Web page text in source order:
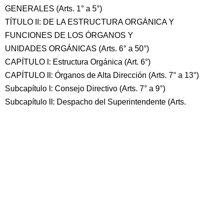
GENERALES (Arts. 1° a 5°)
TÍTULO II: DE LA ESTRUCTURA ORGÁNICA Y
FUNCIONES DE LOS ÓRGANOS Y
UNIDADES ORGÁNICAS (Arts. 6° a 50°)
CAPÍTULO I: Estructura Orgánica (Art. 6°)
CAPÍTULO II: Órganos de Alta Dirección (Arts. 7° a 13°)
Subcapítulo I: Consejo Directivo (Arts. 7° a 9°)
Subcapítulo II: Despacho del Superintendente (Arts.